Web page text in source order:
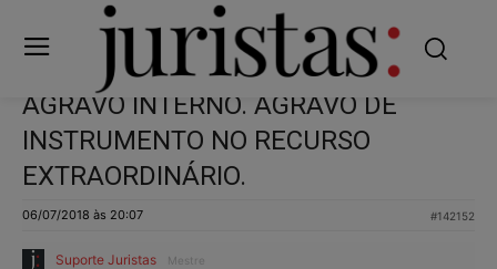
AGRAVO INTERNO. AGRAVO DE
INSTRUMENTO NO RECURSO
EXTRAORDINÁRIO.
06/07/2018 às 20:07 #142152
Suporte Juristas Mestre